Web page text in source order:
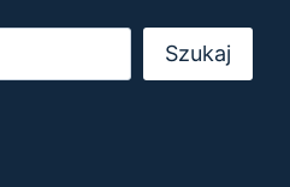
Szukaj